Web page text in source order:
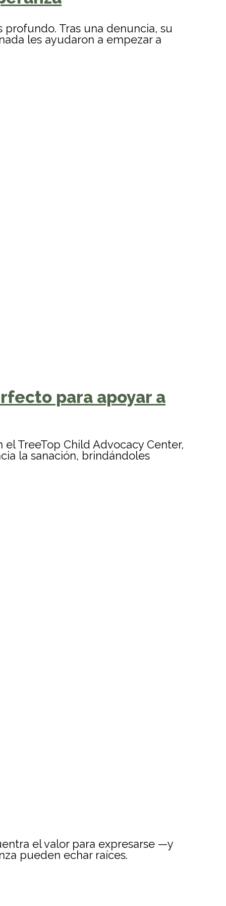
profundo. Tras una denuncia, su
les ayudaron a empezar a
para apoyar a
TreeTop Child Advocacy Center,
la sanación, brindándoles
el valor para expresarse —y
pueden echar raíces.